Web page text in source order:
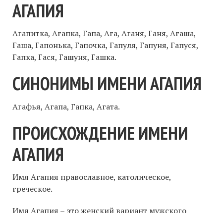
АГАПИЯ
Агапитка, Агапка, Гапа, Ага, Аганя, Ганя, Агаша,
Гаша, Гапонька, Гапочка, Гапуля, Гапуня, Гапуся,
Гапка, Гася, Гашуня, Гашка.
СИНОНИМЫ ИМЕНИ АГАПИЯ
Агафья, Агапа, Гапка, Агата.
ПРОИСХОЖДЕНИЕ ИМЕНИ
АГАПИЯ
Имя Агапия православное, католическое,
греческое.
Имя Агапия – это женский вариант мужского